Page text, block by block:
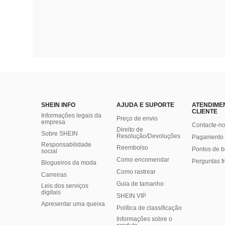
SHEIN INFO
Informações legais da
empresa
Sobre SHEIN
Responsabilidade
social
Blogueiros da moda
Carreiras
Leis dos serviços
digitais
Apresentar uma queixa
AJUDA E SUPORTE
Preço de envio
Direito de
Resolução/Devoluções
Reembolso
Como encomendar
Como rastrear
Guia de tamanho
SHEIN VIP
Política de classificação
​Informações sobre o
CLIENTE
Contacte-
Pontos de
Perguntas